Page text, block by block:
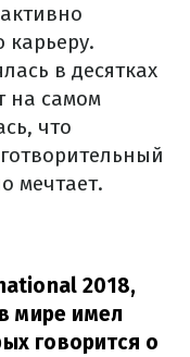
в десятках
на самом
что
мечтает.
2018,
мире имел
говорится о